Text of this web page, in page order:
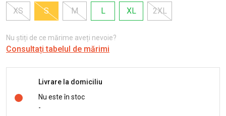
XS
S M L XL 2XL
Nu știți de ce mărime aveți nevoie?
Consultați tabelul de mărimi
Livrare la domiciliu
Nu este în stoc
-